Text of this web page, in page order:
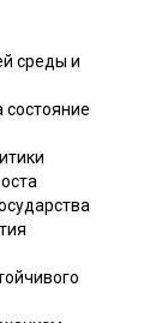
среды и
состояние